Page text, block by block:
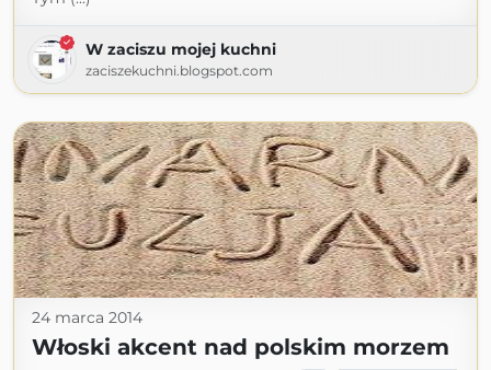
W zaciszu mojej kuchni
zaciszekuchni.blogspot.com
24 marca 2014
Włoski akcent nad polskim morzem